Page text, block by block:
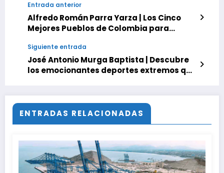
Entrada anterior
Alfredo Román Parra Yarza | Los Cinco
Mejores Pueblos de Colombia para
Siguiente entrada
José Antonio Murga Baptista | Descubre
los emocionantes deportes extremos que
ENTRADAS RELACIONADAS